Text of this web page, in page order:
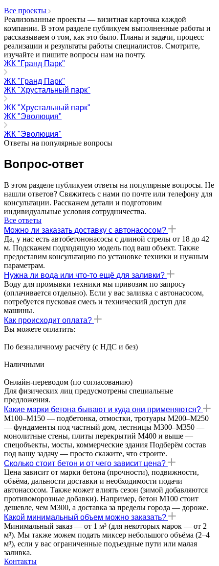
Все проекты
Реализованные проекты — визитная карточка каждой
компании. В этом разделе публикуем выполненные работы и
рассказываем о том, как это было. Планы и задачи, процесс
реализации и результаты работы специалистов. Смотрите,
изучайте и пишите вопросы нам на почту.
ЖК "Гранд Парк"
ЖК "Гранд Парк"
ЖК "Хрустальный парк"
ЖК "Хрустальный парк"
ЖК "Эволюция"
ЖК "Эволюция"
Ответы на популярные вопросы
Вопрос-ответ
В этом разделе публикуем ответы на популярные вопросы. Не
нашли ответов? Свяжитесь с нами по почте или телефону для
консультации. Расскажем детали и подготовим
индивидуальные условия сотрудничества.
Все ответы
Можно ли заказать доставку с автонасосом?
Да, у нас есть автобетононасосы с длиной стрелы от 18 до 42
м. Подскажем подходящую модель под ваш объект. Также
предоставим консультацию по установке техники и нужным
параметрам.
Нужна ли вода или что-то ещё для заливки?
Воду для промывки техники мы привозим по запросу
(оплачивается отдельно). Если у вас заливка с автонасосом,
потребуется пусковая смесь и технический доступ для
машины.
Как происходит оплата?
Вы можете оплатить:
По безналичному расчёту (с НДС и без)
Наличными
Онлайн-переводом (по согласованию)
Для физических лиц предусмотрены специальные
предложения.
Какие марки бетона бывают и куда они применяются?
М100–М150 — подбетонка, отмостки, тротуары М200–М250
— фундаменты под частный дом, лестницы М300–М350 —
монолитные стены, плиты перекрытий М400 и выше —
спецобъекты, мосты, коммерческие здания Подберём состав
под вашу задачу — просто скажите, что строите.
Сколько стоит бетон и от чего зависит цена?
Цена зависит от марки бетона (прочности), подвижности,
объёма, дальности доставки и необходимости подачи
автонасосом. Также может влиять сезон (зимой добавляются
противоморозные добавки). Например, бетон М100 стоит
дешевле, чем М300, а доставка за пределы города — дороже.
Какой минимальный объем можно заказать?
Минимальный заказ — от 1 м³ (для некоторых марок — от 2
м³). Мы также можем подать миксер небольшого объёма (2–4
м³), если у вас ограниченные подъездные пути или малая
заливка.
Контакты